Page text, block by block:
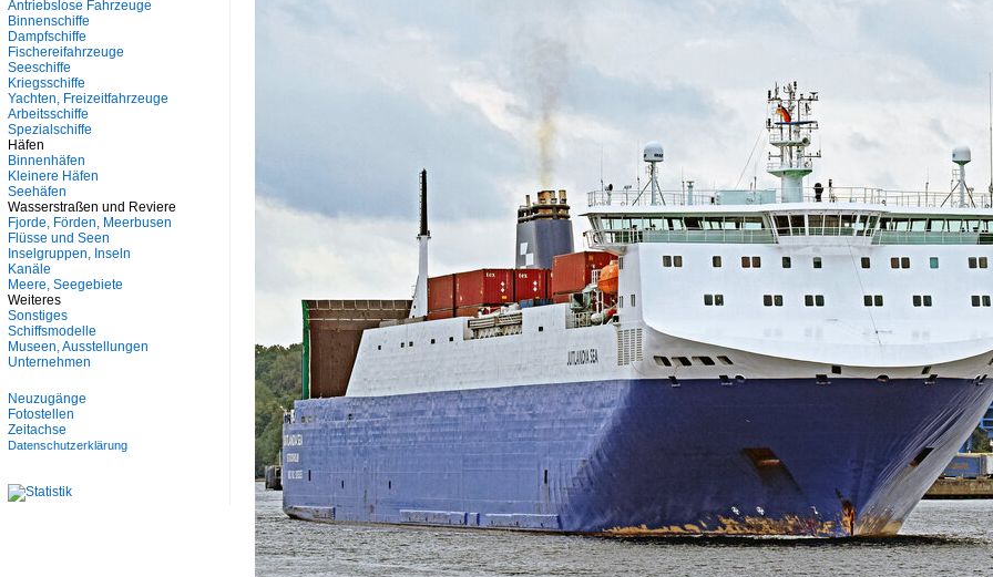
Antriebslose Fahrzeuge
Binnenschiffe
Dampfschiffe
Fischereifahrzeuge
Seeschiffe
Kriegsschiffe
Yachten, Freizeitfahrzeuge
Arbeitsschiffe
Spezialschiffe
Häfen
Binnenhäfen
Kleinere Häfen
Seehäfen
Wasserstraßen und Reviere
Fjorde, Förden, Meerbusen
Flüsse und Seen
Inselgruppen, Inseln
Kanäle
Meere, Seegebiete
Weiteres
Sonstiges
Schiffsmodelle
Museen, Ausstellungen
Unternehmen
Neuzugänge
Fotostellen
Zeitachse
Datenschutzerklärung